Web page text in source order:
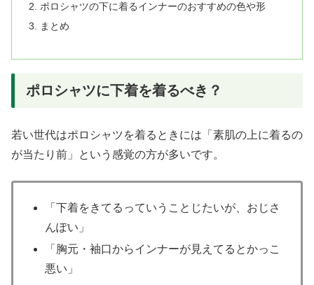
ポロシャツの下に着るインナーのおすすめの色や形
まとめ
ポロシャツに下着を着るべき？
若い世代はポロシャツを着るときには「素肌の上に着るの
が当たり前」という感覚の方が多いです。
「下着をきてるっていうことじたいが、おじさ
んぽい」
「胸元・袖口からインナーが見えてるとかっこ
悪い」